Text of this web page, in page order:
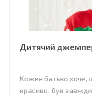
Дитячий
Кожен батько хоче,
красиво, був